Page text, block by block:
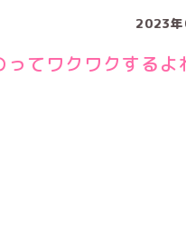
2023
ってワクワクする